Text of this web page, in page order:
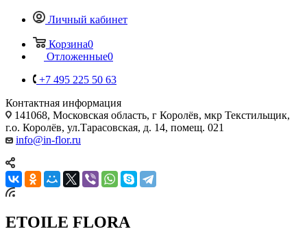
Личный кабинет
Корзина0
Отложенные0
+7 495 225 50 63
Контактная информация
141068, Московская область, г Королёв, мкр Текстильщик,
г.о. Королёв, ул.Тарасовская, д. 14, помещ. 021
info@in-flor.ru
ETOILE FLORA